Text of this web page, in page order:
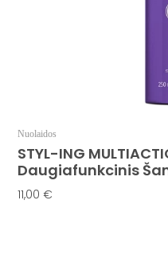
Nuolaidos
STYL-ING
Daugiafunkcinis
11,00€